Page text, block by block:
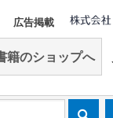
広告掲載
籍のショップへ